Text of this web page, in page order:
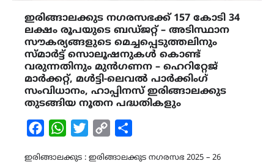
ഇരിങ്ങാലക്കുട നഗരസഭക്ക് 157 കോടി 34
ലക്ഷം രൂപയുടെ ബഡ്ജറ്റ് – അടിസ്ഥാന
സൗകര്യങ്ങളുടെ മെച്ചപ്പെടുത്തലിനും
സ്മാർട്ട് സൊലൂഷനുകൾ കൊണ്ട്
വരുന്നതിനും മുൻഗണന – ഹെറിറ്റേജ്
മാർക്കറ്റ്, മൾട്ടി-ലെവൽ പാർക്കിംഗ്
സംവിധാനം, ഹാപ്പിനസ് ഇരിങ്ങാലക്കുട
തുടങ്ങിയ നൂതന പദ്ധതികളും
FacebookWhatsAppTwitterCopy
ഇരിങ്ങാലക്കുട : ഇരിങ്ങാലക്കുട നഗരസഭ 2025 – 26